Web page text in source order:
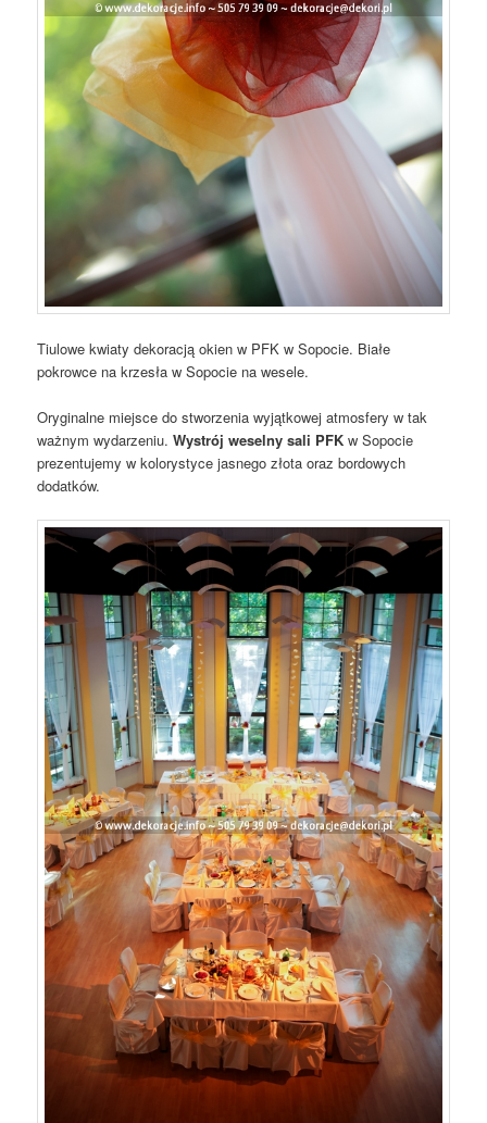
Tiulowe kwiaty dekoracją okien w PFK w Sopocie. Białe
pokrowce na krzesła w Sopocie na wesele.
Oryginalne miejsce do stworzenia wyjątkowej atmosfery w tak
ważnym wydarzeniu. Wystrój weselny sali PFK w Sopocie
prezentujemy w kolorystyce jasnego złota oraz bordowych
dodatków.